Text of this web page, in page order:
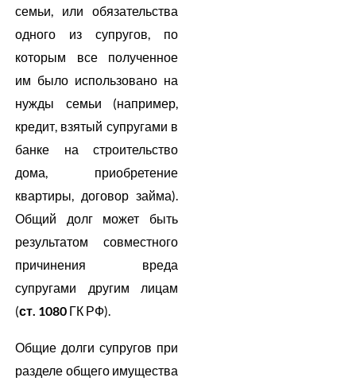
семьи, или обязательства
одного из супругов, по
которым все полученное
им было использовано на
нужды семьи (например,
кредит, взятый супругами в
банке на строительство
дома, приобретение
квартиры, договор займа).
Общий долг может быть
результатом совместного
причинения вреда
супругами другим лицам
(ст. 1080 ГК РФ).
Общие долги супругов при
разделе общего имущества